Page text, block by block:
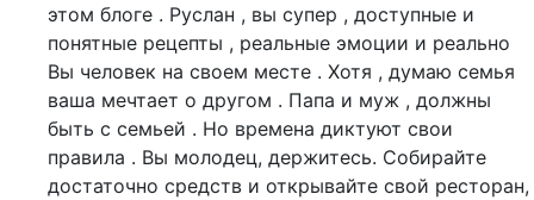
этом блоге . Руслан , вы супер , доступные и
понятные рецепты , реальные эмоции и реально
Вы человек на своем месте . Хотя , думаю семья
ваша мечтает о другом . Папа и муж , должны
быть с семьей . Но времена диктуют свои
правила . Вы молодец, держитесь. Собирайте
достаточно средств и открывайте свой ресторан,